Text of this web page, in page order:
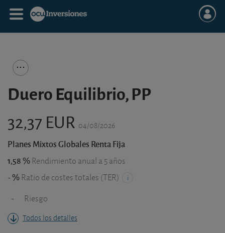
Duero Equilibrio, PP
32,37 EUR 04/08/2026
Planes Mixtos Globales Renta Fija
1,58 % Rendimiento anual a 5 años
- % Ratio de costes totales (TER)
- Riesgo
Todos los detalles